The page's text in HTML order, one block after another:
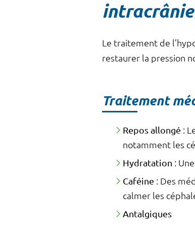
Le traitement de
restaurer la pression
Traitement
Repos allongé :
notamment les
Hydratation :
Caféine : Des
calmer les
Antalgiques